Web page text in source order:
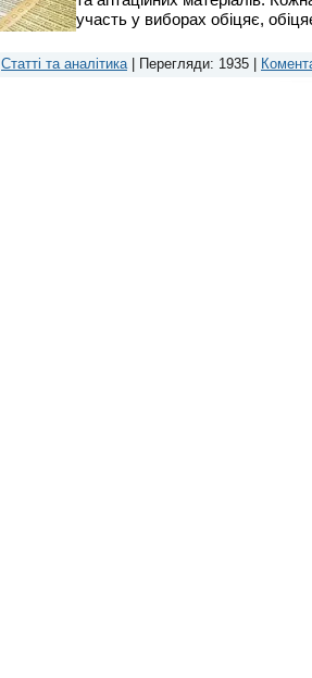
участь у виборах обіцяє,
Статті та аналітика | Перегляди: 1935 |